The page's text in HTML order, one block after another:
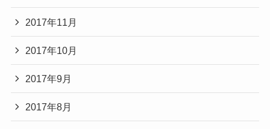
2017年11月
2017年10月
2017年9月
2017年8月